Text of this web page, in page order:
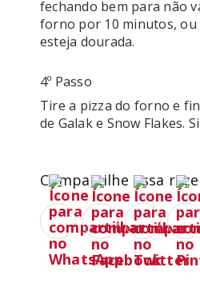
fechando bem para não
forno por 10 minutos, ou
4º Passo
Tire a pizza do forno e
de Galak e Snow Flakes.
Compartilhe essa